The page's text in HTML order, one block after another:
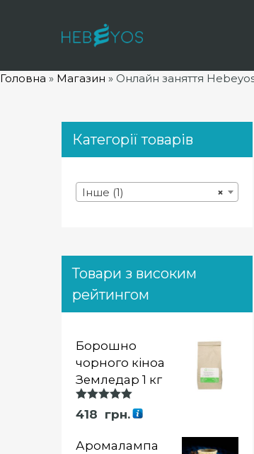
Головна » Магазин » Онлайн заняття
Категорії товарів
×
Інше (1)
Товари з високим
рейтингом
Борошно
чорного кіноа
Земледар 1 кг
Оцінка
5.00із 5
418 грн.
Аромалампа